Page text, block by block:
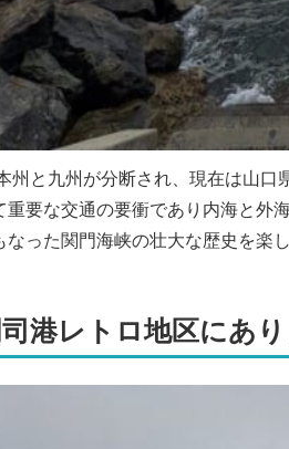
州と九州が分断され、現在は山
重要な交通の要衝であり内海と外
なった関門海峡の壮大な歴史を楽
港レトロ地区にあ